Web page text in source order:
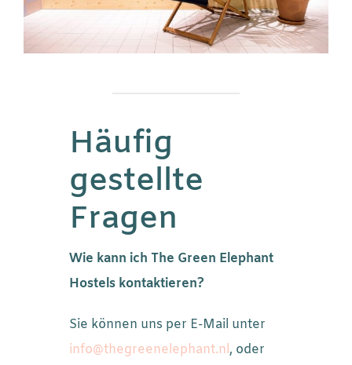
Häufig
gestellte
Fragen
Wie kann ich The Green Elephant
Hostels kontaktieren?
Sie können uns per E-Mail unter
info@thegreenelephant.nl, oder